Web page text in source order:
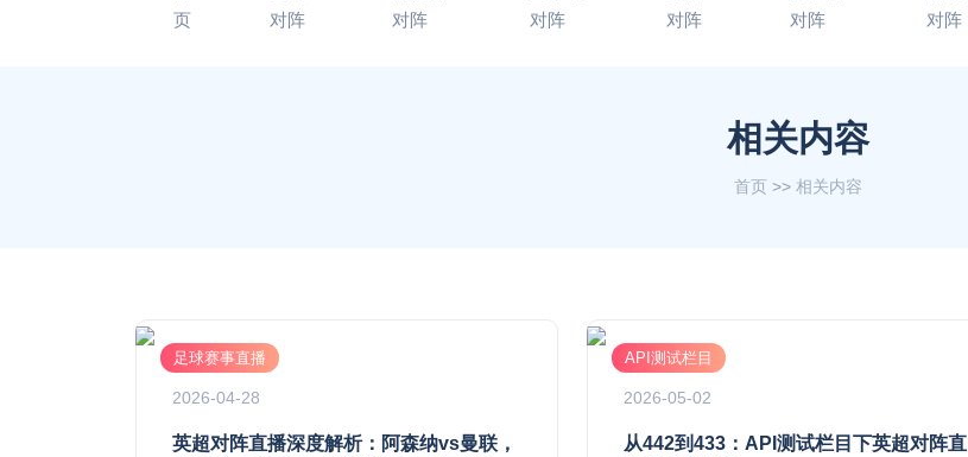
页
对阵
对阵
对阵
对阵
对阵
对阵
相关内容
首页 >> 相关内容
足球赛事直播
2026-04-28
英超对阵直播深度解析：阿森纳vs曼联，
API测试栏目
2026-05-02
从442到433：API测试栏目下英超对阵直